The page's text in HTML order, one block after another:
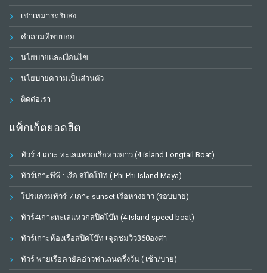
เช่าเหมารถรับส่ง
คำถามที่พบบ่อย
นโยบายและเงื่อนไข
นโยบายความเป็นส่วนตัว
ติดต่อเรา
แพ็กเก็ตยอดฮิต
ทัวร์ 4 เกาะ ทะเลแหวกเรือหางยาว (4 island Longtail Boat)
ทัวร์เกาะพีพี : เรือ สปีดโบ้ท ( Phi Phi Island Maya)
โปรแกรมทัวร์ 7 เกาะ sunset เรือหางยาว (รอบบ่าย)
ทัวร์4เกาะทะเลแหวกสปีดโบ๊ท (4 Island speed boat)
ทัวร์เกาะห้องเรือสปีดโบ๊ท+จุดชมวิว360องศา
ทัวร์ พายเรือคายัคอ่าวท่าเลนครึ่งวัน ( เช้า/บ่าย)